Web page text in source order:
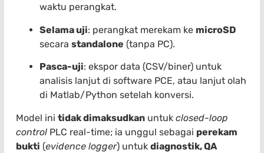
waktu perangkat.
Selama uji: perangkat merekam ke microSD
secara standalone (tanpa PC).
Pasca-uji: ekspor data (CSV/biner) untuk
analisis lanjut di software PCE, atau lanjut olah
di Matlab/Python setelah konversi.
Model ini tidak dimaksudkan untuk closed-loop
control PLC real-time; ia unggul sebagai perekam
bukti (evidence logger) untuk diagnostik, QA